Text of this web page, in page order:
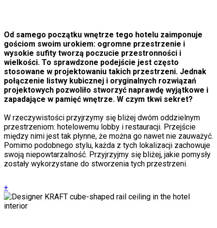
Od samego początku wnętrze tego hotelu zaimponuje
gościom swoim urokiem: ogromne przestrzenie i
wysokie sufity tworzą poczucie przestronności i
wielkości. To sprawdzone podejście jest często
stosowane w projektowaniu takich przestrzeni. Jednak
połączenie listwy kubicznej i oryginalnych rozwiązań
projektowych pozwoliło stworzyć naprawdę wyjątkowe i
zapadające w pamięć wnętrze. W czym tkwi sekret?
W rzeczywistości przyjrzymy się bliżej dwóm oddzielnym
przestrzeniom: hotelowemu lobby i restauracji. Przejście
między nimi jest tak płynne, że można go nawet nie zauważyć.
Pomimo podobnego stylu, każda z tych lokalizacji zachowuje
swoją niepowtarzalność. Przyjrzyjmy się bliżej, jakie pomysły
zostały wykorzystane do stworzenia tych przestrzeni.
+